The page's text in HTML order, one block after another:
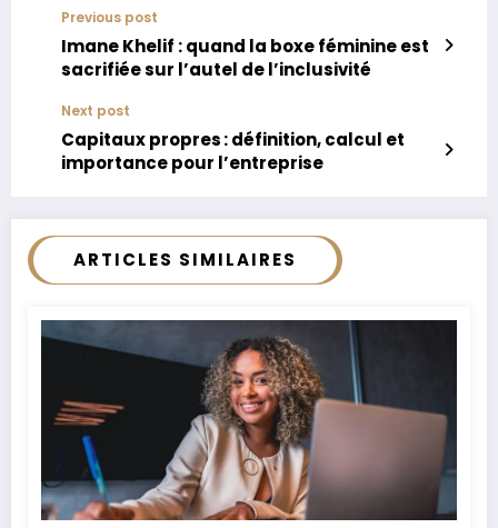
Previous post
Imane Khelif : quand la boxe féminine est
sacrifiée sur l’autel de l’inclusivité
Next post
Capitaux propres : définition, calcul et
importance pour l’entreprise
ARTICLES SIMILAIRES